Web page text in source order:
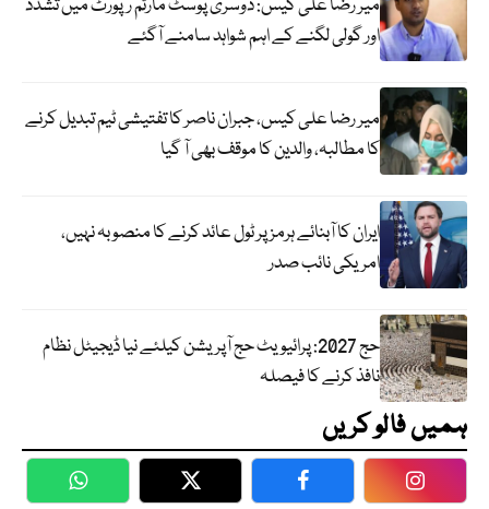
میر رضا علی کیس: دوسری پوسٹ مارٹم رپورٹ میں تشدد
اور گولی لگنے کے اہم شواہد سامنے آگئے
میر رضا علی کیس، جبران ناصر کا تفتیشی ٹیم تبدیل کرنے
کا مطالبہ، والدین کا موقف بھی آ گیا
ایران کا آبنائے ہرمز پر ٹول عائد کرنے کا منصوبہ نہیں،
امریکی نائب صدر
حج 2027: پرائیویٹ حج آپریشن کیلئے نیا ڈیجیٹل نظام
نافذ کرنے کا فیصلہ
ہمیں فالو کریں
WhatsApp Twitter Facebook